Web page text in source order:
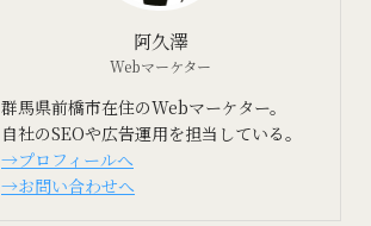
阿久澤
Webマーケター
群馬県前橋市在住のWebマーケター。
自社のSEOや広告運用を担当している。
→プロフィールへ
→お問い合わせへ